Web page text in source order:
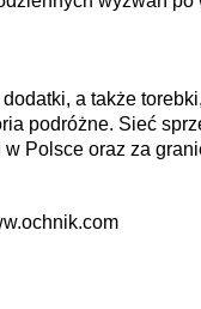
a także
podróżne. Sieć
Polsce oraz za